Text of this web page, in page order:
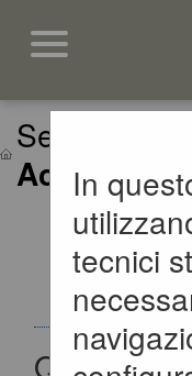
Sei qui:
Accesso
In
tecnici
Questa